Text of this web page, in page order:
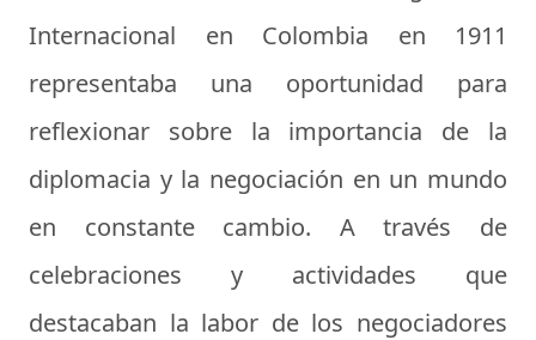
Internacional en Colombia en 1911
representaba una oportunidad para
reflexionar sobre la importancia de la
diplomacia y la negociación en un mundo
en constante cambio. A través de
celebraciones y actividades que
destacaban la labor de los negociadores